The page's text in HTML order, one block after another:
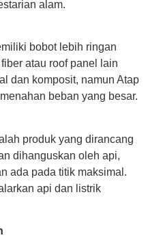
alam.
bobot lebih ringan
atau roof panel lain
dan komposit, namun Atap
beban yang besar.
produk yang dirancang
dihanguskan oleh api,
ada pada titik maksimal.
api dan listrik